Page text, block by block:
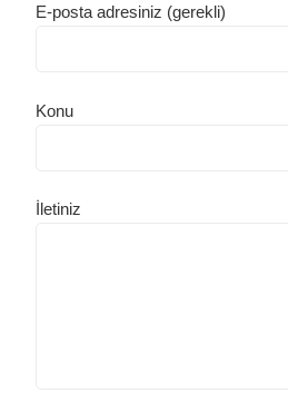
E-posta adresiniz (gerekli)
Konu
İletiniz